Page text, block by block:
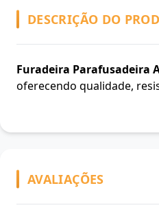
DESCRIÇÃO DO
Furadeira Parafusadeira
oferecendo qualidade,
AVALIAÇÕES